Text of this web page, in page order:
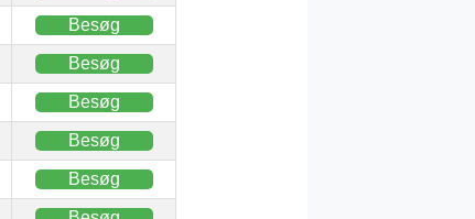
Besøg
Besøg
Besøg
Besøg
Besøg